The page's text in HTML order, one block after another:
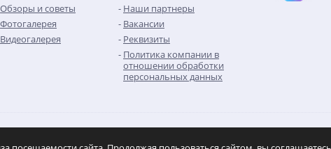
Обзоры и советы
Фотогалерея
Видеогалерея
Наши партнеры
Вакансии
Реквизиты
Политика компании в
отношении обработки
персональных данных